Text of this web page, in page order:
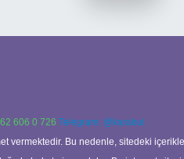
606 0 726 Telegram: @karabul
vermektedir. Bu nedenle, sitedeki